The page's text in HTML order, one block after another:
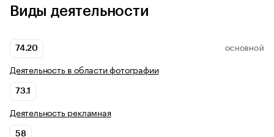
Виды деятельности
74.20 ОСНОВНОЙ
Деятельность в области фотографии
73.1
Деятельность рекламная
58